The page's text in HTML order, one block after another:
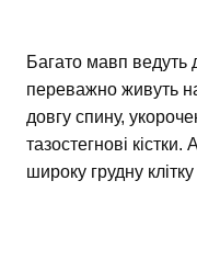
Багато мавп ведуть
переважно живуть
довгу спину,
тазостегнові
широку грудну клітку